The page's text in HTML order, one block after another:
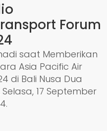
Forum
saat Memberikan
Asia Pacific Air
di Bali Nusa Dua
17 September